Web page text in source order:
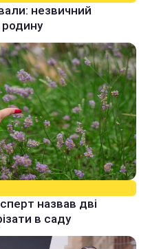
незвичний
назвав дві
в саду